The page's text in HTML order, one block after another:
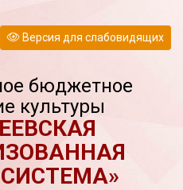
Версия для слабовидящих
бюджетное
культуры